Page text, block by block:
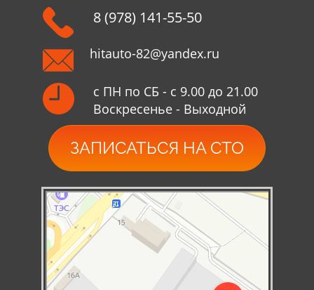
8 (978) 141-55-50
hitauto-82@yandex.ru
с ПН по СБ - с 9.00 до 21.00
Воскресенье - Выходной
ЗАПИСАТЬСЯ НА СТО
Симферополь
Яндекс Карты — транспорт, навигация, поиск мест